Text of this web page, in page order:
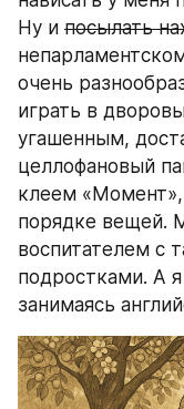
Ну и посылать
очень
играть в
угашенным,
целлофановый
клеем
порядке вещей.
воспитателем с
подростками. А
занимаясь